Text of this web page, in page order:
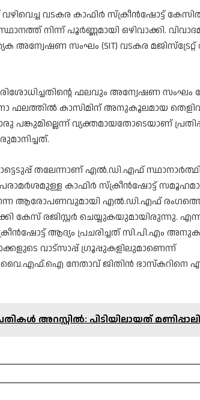
വഴിവെച്ച വടകര കാഫിർ സ്ക്രീൻഷോട്ട്
നിന്ന് പൂർണ്ണമായി ഒഴിവാക്കി.
അന്വേഷണ സംഘം (SIT) വടകര
ഫലവും അന്വേഷണ സംഘം
ഫലത്തിൽ കാസിമിന് അനുകൂലമായ
വ്യക്തമായതോടെയാണ്
തലേന്നാണ് എൽ.ഡി.എഫ്
കാഫിർ സ്ക്രീൻഷോട്ട്
ആരോപണവുമായി എൽ.ഡി.എഫ്
കേസ് രജിസ്റ്റർ ചെയ്യുകയുമായിരുന്നു.
ആദ്യം പ്രചരിച്ചത് സി.പി.എം
വാട്സാപ്പ് ഗ്രൂപ്പുകളിലുമാണെന്ന്
നേതാവ് ജിതിൻ ഭാസ്‌കറിനെ
അറസ്റ്റില്‍: പിടിയിലായത്